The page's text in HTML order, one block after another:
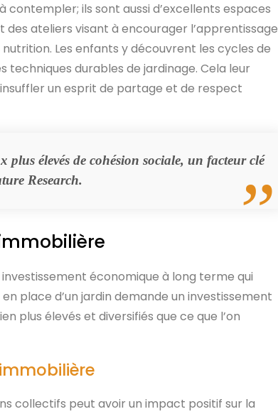
ils sont aussi d’excellents espaces
ateliers visant à encourager l’apprentissage
Les enfants y découvrent les cycles de
techniques durables de jardinage. Cela leur
un esprit de partage et de respect
plus élevés de cohésion sociale, un facteur clé
Research.
économique à long terme qui
place d’un jardin demande un investissement
plus élevés et diversifiés que ce que l’on
collectifs peut avoir un impact positif sur la